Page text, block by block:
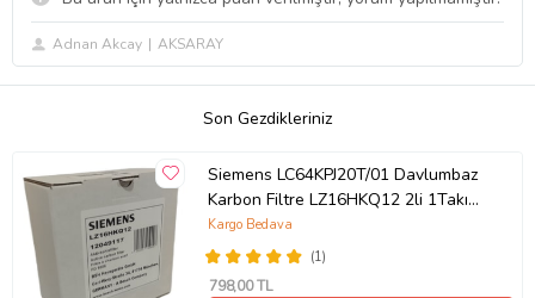
Adnan Akcay AKSARAY
Son Gezdikleriniz
Siemens LC64KPJ20T/01 Davlumbaz
Karbon Filtre LZ16HKQ12 2li 1Takım
Bacasız Aspiratör Kömür Filtresi
(1)
Kargo Bedava
798,00 TL